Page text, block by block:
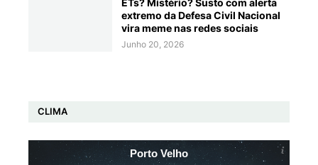
extremo da Defesa Civil Nacional
vira meme nas redes sociais
Junho 20, 2026
CLIMA
Porto Velho